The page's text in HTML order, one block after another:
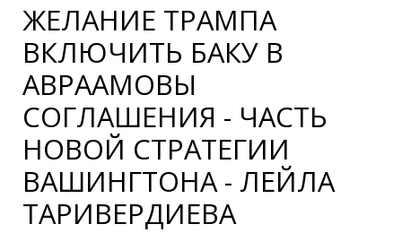
ЖЕЛАНИЕ ТРАМПА
ВКЛЮЧИТЬ БАКУ В
АВРААМОВЫ
СОГЛАШЕНИЯ - ЧАСТЬ
НОВОЙ СТРАТЕГИИ
ВАШИНГТОНА - ЛЕЙЛА
ТАРИВЕРДИЕВА